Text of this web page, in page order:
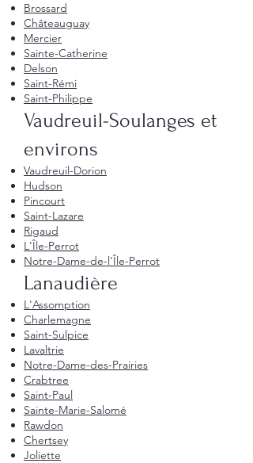
Brossard
Châteauguay
Mercier
Sainte-Catherine
Delson
Saint-Rémi
Saint-Philippe
Vaudreuil-Soulanges et
environs
Vaudreuil-Dorion
Hudson
Pincourt
Saint-Lazare
Rigaud
L'Île-Perrot
Notre-Dame-de-l'Île-Perrot
Lanaudière
L'Assomption
Charlemagne
Saint-Sulpice
Lavaltrie
Notre-Dame-des-Prairies
Crabtree
Saint-Paul
Sainte-Marie-Salomé
Rawdon
Chertsey
Joliette